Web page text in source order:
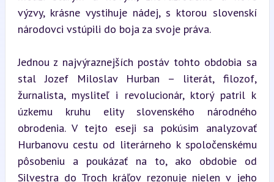
výzvy, krásne vystihuje nádej, s ktorou slovenskí
národovci vstúpili do boja za svoje práva.
Jednou z najvýraznejších postáv tohto obdobia sa
stal Jozef Miloslav Hurban – literát, filozof,
žurnalista, mysliteľ i revolucionár, ktorý patril k
úzkemu kruhu elity slovenského národného
obrodenia. V tejto eseji sa pokúsim analyzovať
Hurbanovu cestu od literárneho k spoločenskému
pôsobeniu a poukázať na to, ako obdobie od
Silvestra do Troch kráľov rezonuje nielen v jeho